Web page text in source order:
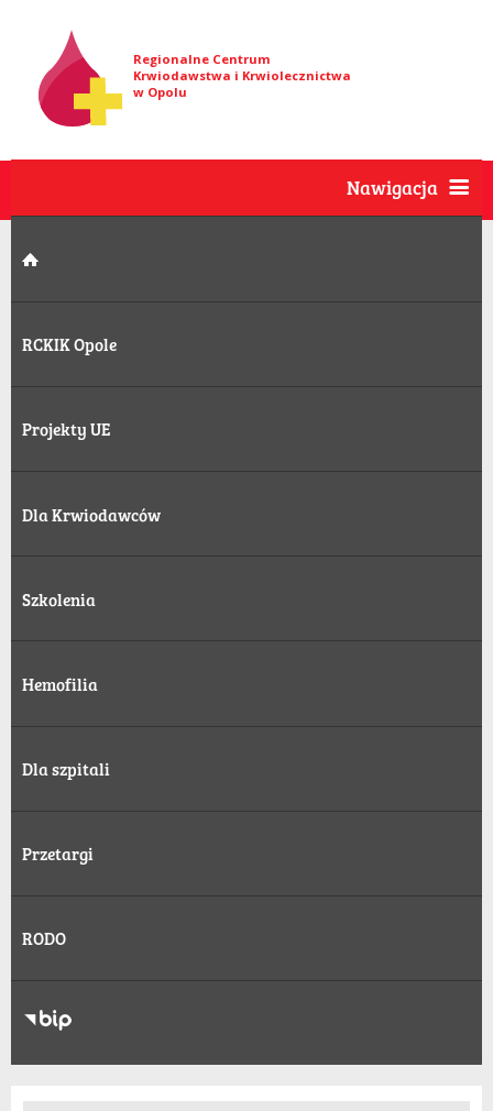
Regionalne Centrum
Krwiodawstwa i Krwiolecznictwa
w Opolu
Nawigacja
RCKIK Opole
Projekty UE
Dla Krwiodawców
Szkolenia
Hemofilia
Dla szpitali
Przetargi
RODO
RODO